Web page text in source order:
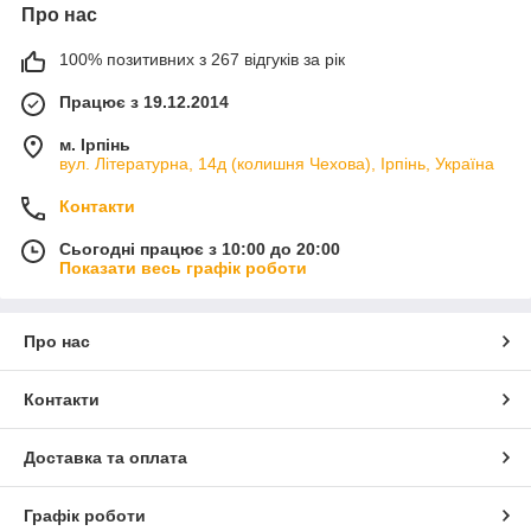
Про нас
100% позитивних з 267 відгуків за рік
Працює з 19.12.2014
м. Ірпінь
вул. Літературна, 14д (колишня Чехова), Ірпінь, Україна
Контакти
Сьогодні працює з 10:00 до 20:00
Показати весь графік роботи
Про нас
Контакти
Доставка та оплата
Графік роботи